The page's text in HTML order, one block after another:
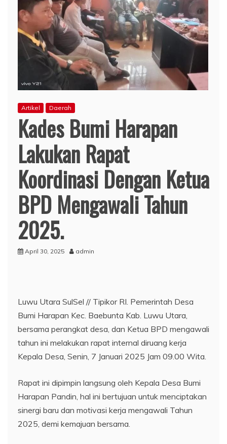
Artikel Daerah
Kades Bumi Harapan
Lakukan Rapat
Koordinasi Dengan Ketua
BPD Mengawali Tahun
2025.
April 30, 2025 admin
Luwu Utara SulSel // Tipikor RI. Pemerintah Desa
Bumi Harapan Kec. Baebunta Kab. Luwu Utara,
bersama perangkat desa, dan Ketua BPD mengawali
tahun ini melakukan rapat internal diruang kerja
Kepala Desa, Senin, 7 Januari 2025 Jam 09.00 Wita.
Rapat ini dipimpin langsung oleh Kepala Desa Bumi
Harapan Pandin, hal ini bertujuan untuk menciptakan
sinergi baru dan motivasi kerja mengawali Tahun
2025, demi kemajuan bersama.